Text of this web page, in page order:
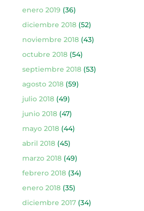
enero 2019 (36)
diciembre 2018(52)
noviembre 2018(43)
octubre 2018(54)
septiembre 2018(53)
agosto 2018(59)
julio 2018(49)
junio 2018(47)
mayo 2018(44)
abril 2018(45)
marzo 2018(49)
febrero 2018(34)
enero 2018(35)
diciembre 2017(34)